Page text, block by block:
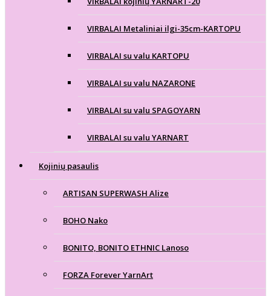
VIRBALAI Metaliniai ilgi-35cm-KARTOPU
VIRBALAI su valu KARTOPU
VIRBALAI su valu NAZARONE
VIRBALAI su valu SPAGOYARN
VIRBALAI su valu YARNART
Kojinių pasaulis
ARTISAN SUPERWASH Alize
BOHO Nako
BONITO, BONITO ETHNIC Lanoso
FORZA Forever YarnArt